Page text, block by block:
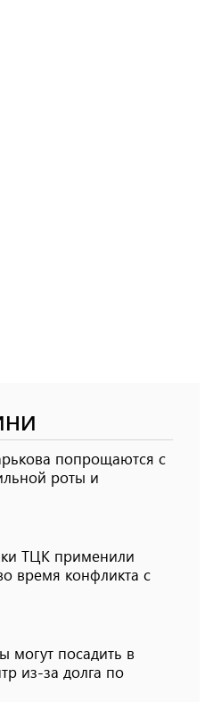
попрощаются с
роты и
ТЦК применили
время конфликта с
могут посадить в
из-за долга по